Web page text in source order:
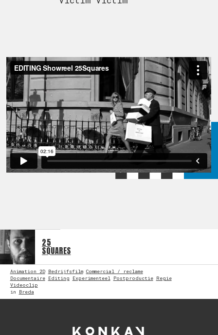
25
SQUARES
Animation 2D Bedrijfsfilm Commercial / reclame
Documentaire Editing Experimenteel Postproductie Regie
Videoclip
in
Breda